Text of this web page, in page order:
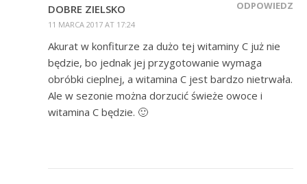
DOBRE ZIELSKO
11 MARCA 2017 AT 17:24
ODPOWIEDZ
Akurat w konfiturze za dużo tej witaminy C już nie
będzie, bo jednak jej przygotowanie wymaga
obróbki cieplnej, a witamina C jest bardzo nietrwała.
Ale w sezonie można dorzucić świeże owoce i
witamina C będzie. 🙂